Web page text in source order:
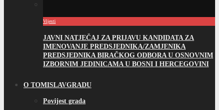
Vijesti
JAVNI NATJEČAJ ZA PRIJAVU KANDIDATA ZA
IMENOVANJE PREDSJEDNIKA/ZAMJENIKA
PREDSJEDNIKA BIRAČKOG ODBORA U OSNOVNIM
IZBORNIM JEDINICAMA U BOSNI I HERCEGOVINI
O TOMISLAVGRADU
Povijest grada